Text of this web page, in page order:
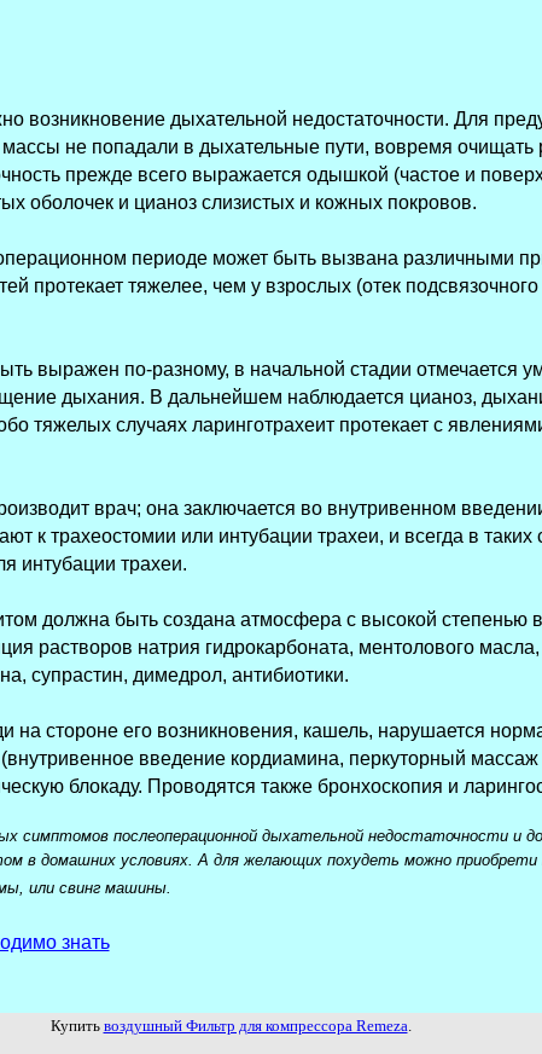
возникновение дыхательной недостаточности. Для
не попадали в дыхательные пути, вовремя очищать
прежде всего выражается одышкой (частое и
оболочек и цианоз слизистых и кожных покровов.
периоде может быть вызвана различными
протекает тяжелее, чем у взрослых (отек
выражен по-разному, в начальной стадии отмечается
дыхания. В дальнейшем наблюдается цианоз,
тяжелых случаях ларинготрахеит протекает с
врач; она заключается во внутривенном
к трахеостомии или интубации трахеи, и всегда в
интубации трахеи.
должна быть создана атмосфера с высокой степенью
растворов натрия гидрокарбоната, ментолового
супрастин, димедрол, антибиотики.
на стороне его возникновения, кашель, нарушается
введение кордиамина, перкуторный массаж
блокаду. Проводятся также бронхоскопия и
симптомов послеоперационной дыхательной недостаточности и
в домашних условиях. А для желающих похудеть можно приобрети
или свинг машины.
знать
Купить воздушный Фильтр для компрессора Remeza.